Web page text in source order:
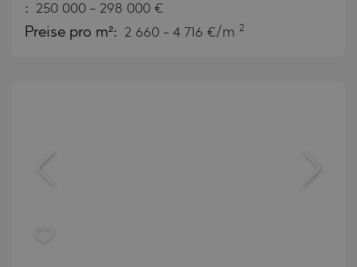
: 250 000 - 298 000 €
Preise pro m²: 2 660 - 4 716 €/m 2